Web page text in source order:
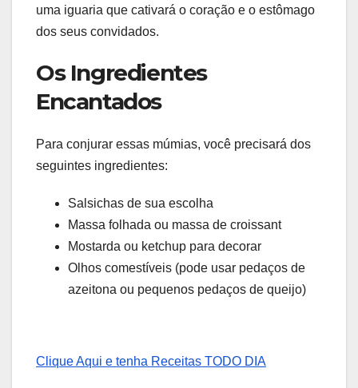
uma iguaria que cativará o coração e o estômago
dos seus convidados.
Os Ingredientes
Encantados
Para conjurar essas múmias, você precisará dos
seguintes ingredientes:
Salsichas de sua escolha
Massa folhada ou massa de croissant
Mostarda ou ketchup para decorar
Olhos comestíveis (pode usar pedaços de
azeitona ou pequenos pedaços de queijo)
Clique Aqui e tenha Receitas TODO DIA